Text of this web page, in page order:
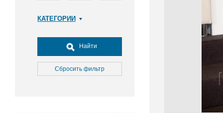
КАТЕГОРИИ
Досуг, туризм и отдых
Культура
Медицина
Найти
Сбросить фильтр